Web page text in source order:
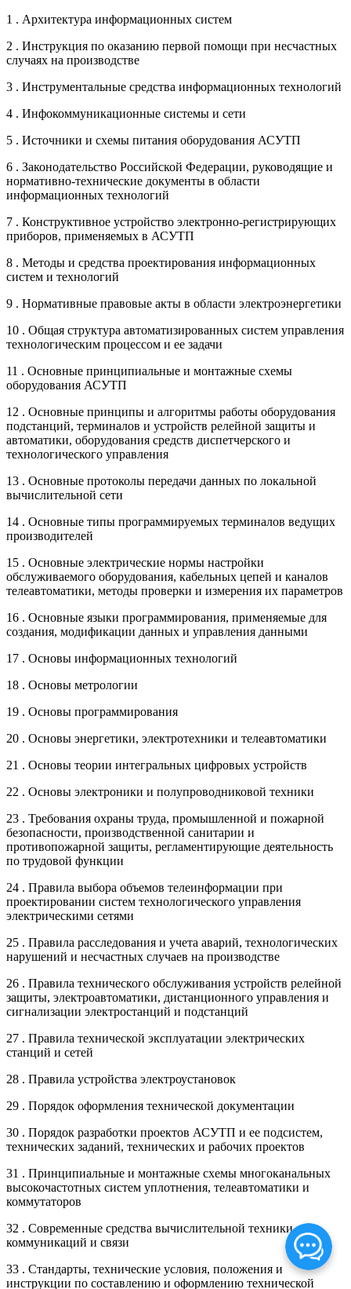
1 . Архитектура информационных систем
2 . Инструкция по оказанию первой помощи при несчастных
случаях на производстве
3 . Инструментальные средства информационных технологий
4 . Инфокоммуникационные системы и сети
5 . Источники и схемы питания оборудования АСУТП
6 . Законодательство Российской Федерации, руководящие и
нормативно-технические документы в области
информационных технологий
7 . Конструктивное устройство электронно-регистрирующих
приборов, применяемых в АСУТП
8 . Методы и средства проектирования информационных
систем и технологий
9 . Нормативные правовые акты в области электроэнергетики
10 . Общая структура автоматизированных систем управления
технологическим процессом и ее задачи
11 . Основные принципиальные и монтажные схемы
оборудования АСУТП
12 . Основные принципы и алгоритмы работы оборудования
подстанций, терминалов и устройств релейной защиты и
автоматики, оборудования средств диспетчерского и
технологического управления
13 . Основные протоколы передачи данных по локальной
вычислительной сети
14 . Основные типы программируемых терминалов ведущих
производителей
15 . Основные электрические нормы настройки
обслуживаемого оборудования, кабельных цепей и каналов
телеавтоматики, методы проверки и измерения их параметров
16 . Основные языки программирования, применяемые для
создания, модификации данных и управления данными
17 . Основы информационных технологий
18 . Основы метрологии
19 . Основы программирования
20 . Основы энергетики, электротехники и телеавтоматики
21 . Основы теории интегральных цифровых устройств
22 . Основы электроники и полупроводниковой техники
23 . Требования охраны труда, промышленной и пожарной
безопасности, производственной санитарии и
противопожарной защиты, регламентирующие деятельность
по трудовой функции
24 . Правила выбора объемов телеинформации при
проектировании систем технологического управления
электрическими сетями
25 . Правила расследования и учета аварий, технологических
нарушений и несчастных случаев на производстве
26 . Правила технического обслуживания устройств релейной
защиты, электроавтоматики, дистанционного управления и
сигнализации электростанций и подстанций
27 . Правила технической эксплуатации электрических
станций и сетей
28 . Правила устройства электроустановок
29 . Порядок оформления технической документации
30 . Порядок разработки проектов АСУТП и ее подсистем,
технических заданий, технических и рабочих проектов
31 . Принципиальные и монтажные схемы многоканальных
высокочастотных систем уплотнения, телеавтоматики и
коммутаторов
32 . Современные средства вычислительной техники,
коммуникаций и связи
33 . Стандарты, технические условия, положения и
инструкции по составлению и оформлению технической